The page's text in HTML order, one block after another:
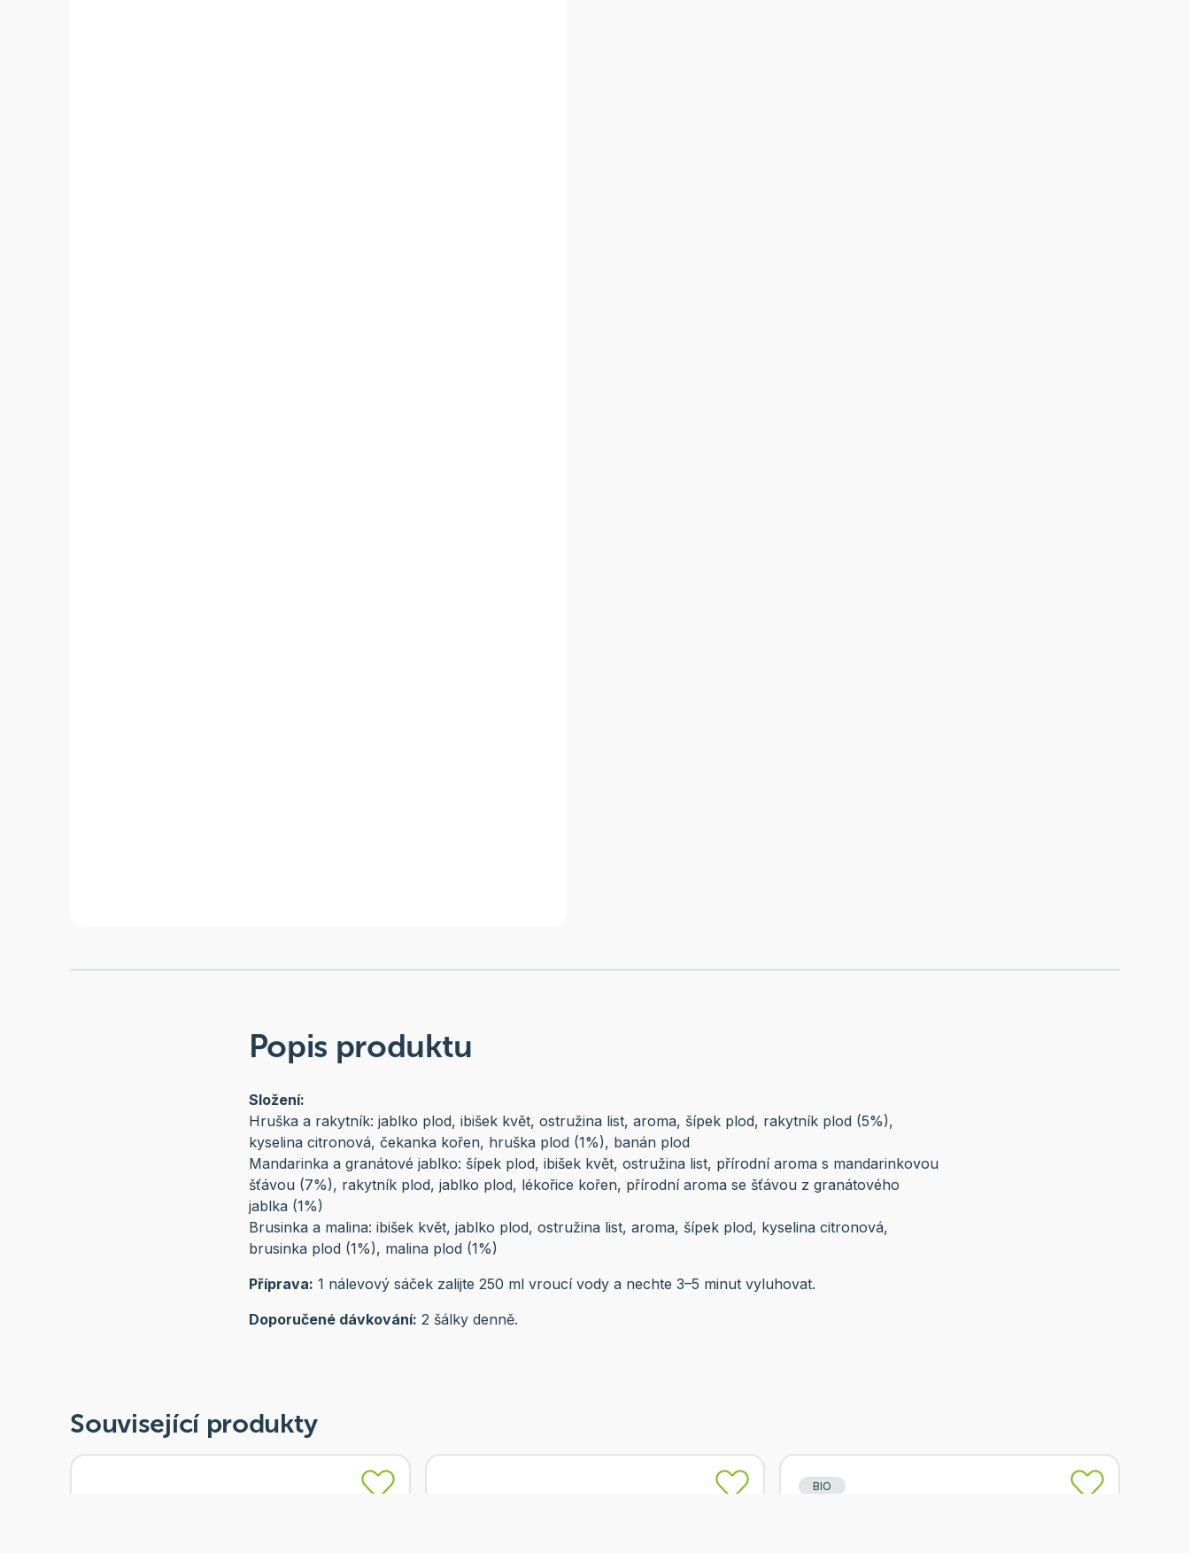
Popis produktu
Složení:
Hruška a rakytník: jablko plod, ibišek květ, ostružina list, aroma, šípek plod, rakytník plod (5%),
kyselina citronová, čekanka kořen, hruška plod (1%), banán plod
Mandarinka a granátové jablko: šípek plod, ibišek květ, ostružina list, přírodní aroma s mandarinkovou
šťávou (7%), rakytník plod, jablko plod, lékořice kořen, přírodní aroma se šťávou z granátového
jablka (1%)
Brusinka a malina: ibišek květ, jablko plod, ostružina list, aroma, šípek plod, kyselina citronová,
brusinka plod (1%), malina plod (1%)
Příprava: 1 nálevový sáček zalijte 250 ml vroucí vody a nechte 3–5 minut vyluhovat.
Doporučené dávkování: 2 šálky denně.
Související produkty
BIO